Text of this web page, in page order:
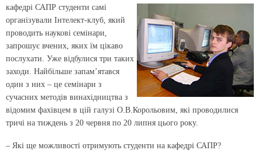
кафедрі САПР студенти самі
організували Інтелект-клуб, який
проводить наукові семінари,
запрошує вчених, яких їм цікаво
послухати. Уже відбулися три таких
заходи. Найбільше запам’ятався
один з них – це семінари з
сучасних методів винахідництва з
відомим фахівцем в цій галузі О.В.Корольовим, які проводилися
тричі на тиждень з 20 червня по 20 липня цього року.
– Які ще можливості отримують студенти на кафедрі САПР?